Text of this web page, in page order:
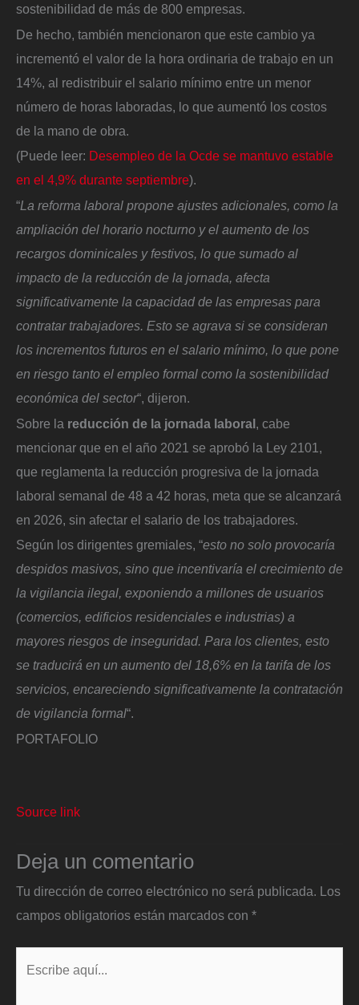
sostenibilidad de más de 800 empresas.
De hecho, también mencionaron que este cambio ya
incrementó el valor de la hora ordinaria de trabajo en un
14%, al redistribuir el salario mínimo entre un menor
número de horas laboradas, lo que aumentó los costos
de la mano de obra.
(Puede leer: Desempleo de la Ocde se mantuvo estable
en el 4,9% durante septiembre).
“La reforma laboral propone ajustes adicionales, como la
ampliación del horario nocturno y el aumento de los
recargos dominicales y festivos, lo que sumado al
impacto de la reducción de la jornada, afecta
significativamente la capacidad de las empresas para
contratar trabajadores. Esto se agrava si se consideran
los incrementos futuros en el salario mínimo, lo que pone
en riesgo tanto el empleo formal como la sostenibilidad
económica del sector“, dijeron.
Sobre la reducción de la jornada laboral , cabe
mencionar que en el año 2021 se aprobó la Ley 2101,
que reglamenta la reducción progresiva de la jornada
laboral semanal de 48 a 42 horas, meta que se alcanzará
en 2026, sin afectar el salario de los trabajadores.
Según los dirigentes gremiales, “esto no solo provocaría
despidos masivos, sino que incentivaría el crecimiento de
la vigilancia ilegal, exponiendo a millones de usuarios
(comercios, edificios residenciales e industrias) a
mayores riesgos de inseguridad. Para los clientes, esto
se traducirá en un aumento del 18,6% en la tarifa de los
servicios, encareciendo significativamente la contratación
de vigilancia formal“.
PORTAFOLIO
Source link
Deja un comentario
Tu dirección de correo electrónico no será publicada. Los
campos obligatorios están marcados con *